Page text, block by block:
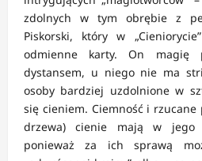
zdolnych w tym obrębie z
Piskorski, który w
odmienne karty. On magię
dystansem, u niego nie ma
osoby bardziej uzdolnione w
się cieniem. Ciemność i
drzewa) cienie mają w jego
ponieważ za ich sprawą